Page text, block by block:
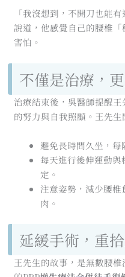
「我沒想到，不開刀也能
說道，他感覺自己的腰椎
害怕。
不僅是治療，
治療結束後，吳醫師提醒
的努力與自我照顧。王先
避免長時間久坐，每
每天進行後伸運動
定。
注意姿勢，減少腰
肉。
延緩手術，重
王先生的故事，是無數腰